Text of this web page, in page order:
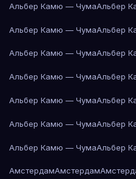
Альбер Камю — ЧумаАльбер
Альбер Камю — ЧумаАльбер
Альбер Камю — ЧумаАльбер
Альбер Камю — ЧумаАльбер
Альбер Камю — ЧумаАльбер
Альбер Камю — ЧумаАльбер
Альбер Камю — ЧумаАльбер
АмстердамАмстердам